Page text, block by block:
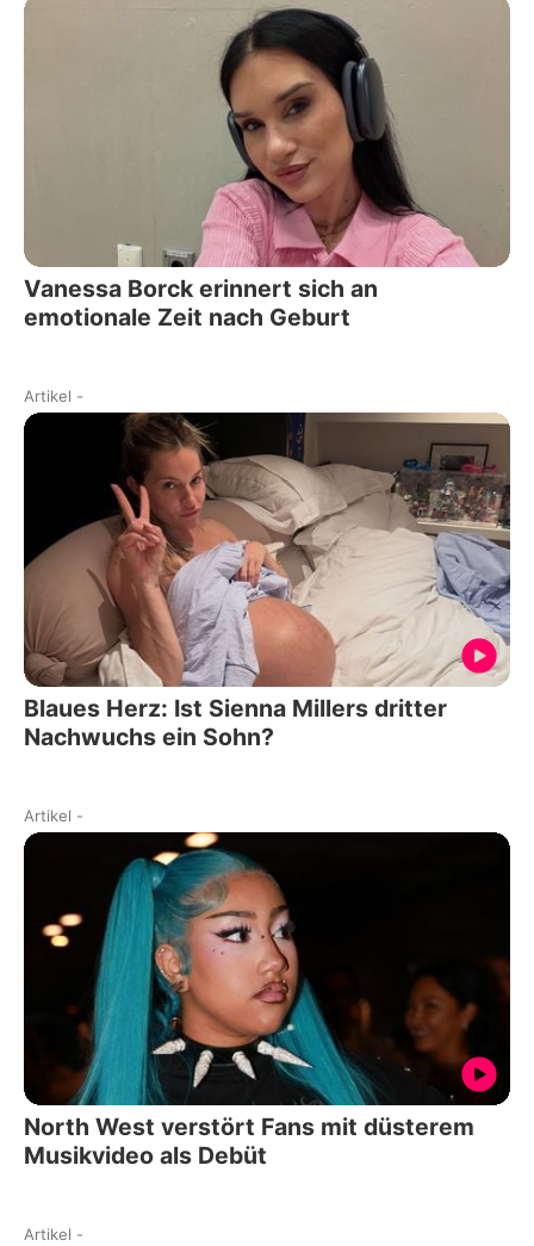
Vanessa Borck erinnert sich an
emotionale Zeit nach Geburt
Artikel -
Blaues Herz: Ist Sienna Millers dritter
Nachwuchs ein Sohn?
Artikel -
North West verstört Fans mit düsterem
Musikvideo als Debüt
Artikel -